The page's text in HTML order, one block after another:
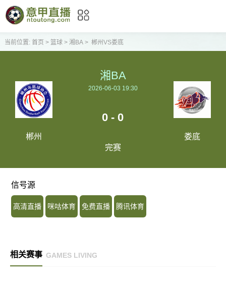
当前位置: 首页 > 篮球> 湘BA> 郴州VS娄底
郴州
湘BA
2026-06-03 19:30
0 - 0
完赛
娄底
信号源
高清直播 咪咕体育 免费直播 腾讯体育
相关赛事 GAMES LIVING